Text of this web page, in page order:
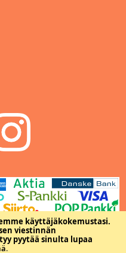
käyttäjäkokemustasi.
viestinnän
pyytää sinulta lupaa
.